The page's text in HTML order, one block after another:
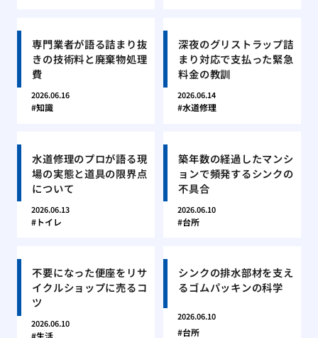
専門業者が語る詰まり抜
きの技術料と廃棄物処理
費
2026.06.16
知識
深夜のグリストラップ詰
まり対応で支払った緊急
料金の教訓
2026.06.14
水道修理
水道修理のプロが語る現
場の実態と道具の限界点
について
2026.06.13
トイレ
築年数の経過したマンシ
ョンで頻発するシンクの
不具合
2026.06.10
台所
不要になった便座をリサ
イクルショップに売るコ
ツ
2026.06.10
シンクの排水部材を支え
るゴムパッキンの科学
2026.06.10
台所